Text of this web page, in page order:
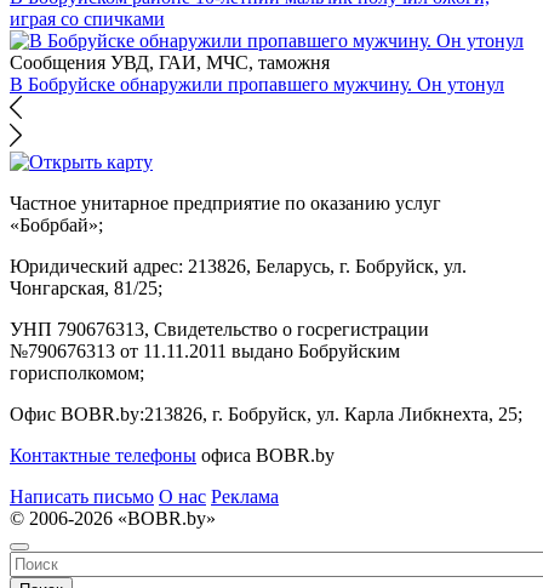
играя со спичками
Сообщения УВД, ГАИ, МЧС, таможня
В Бобруйске обнаружили пропавшего мужчину. Он утонул
Частное унитарное предприятие по оказанию услуг
«Бобрбай»;
Юридический адрес: 213826, Беларусь, г. Бобруйск, ул.
Чонгарская, 81/25;
УНП 790676313, Свидетельство о госрегистрации
№790676313 от 11.11.2011 выдано Бобруйским
горисполкомом;
Офис BOBR.by:213826, г. Бобруйск, ул. Карла Либкнехта, 25;
Контактные телефоны офиса BOBR.by
Написать письмо О нас Реклама
© 2006-2026 «BOBR.by»